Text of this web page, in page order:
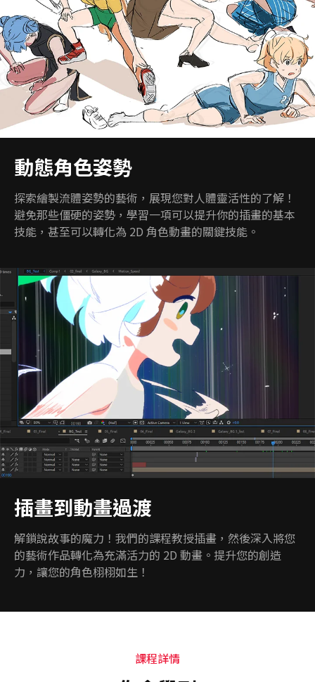
動態角色姿勢
探索繪製流體姿勢的藝術，展現您對人體靈活性的了解！
避免那些僵硬的姿勢，學習一項可以提升你的插畫的基本
技能，甚至可以轉化為 2D 角色動畫的關鍵技能。
插畫到動畫過渡
解鎖說故事的魔力！我們的課程教授插畫，然後深入將您
的藝術作品轉化為充滿活力的 2D 動畫。提升您的創造
力，讓您的角色栩栩如生！
課程詳情